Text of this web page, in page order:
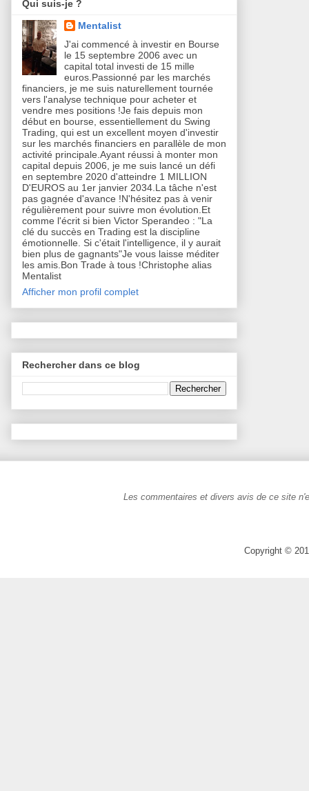
Qui suis-je ?
Mentalist
J'ai commencé à investir en Bourse
le 15 septembre 2006 avec un
capital total investi de 15 mille
euros.Passionné par les marchés
financiers, je me suis naturellement tournée
vers l'analyse technique pour acheter et
vendre mes positions !Je fais depuis mon
début en bourse, essentiellement du Swing
Trading, qui est un excellent moyen d'investir
sur les marchés financiers en parallèle de mon
activité principale.Ayant réussi à monter mon
capital depuis 2006, je me suis lancé un défi
en septembre 2020 d'atteindre 1 MILLION
D'EUROS au 1er janvier 2034.La tâche n'est
pas gagnée d'avance !N'hésitez pas à venir
régulièrement pour suivre mon évolution.Et
comme l'écrit si bien Victor Sperandeo : "La
clé du succès en Trading est la discipline
émotionnelle. Si c'était l'intelligence, il y aurait
bien plus de gagnants"Je vous laisse méditer
les amis.Bon Trade à tous !Christophe alias
Mentalist
Afficher mon profil complet
Rechercher dans ce blog
Les commentaires et divers avis de ce site
Copyright ©